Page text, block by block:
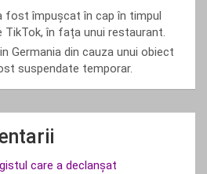
fost împușcat în cap în timpul
TikTok, în fața unui restaurant.
Germania din cauza unui obiect
suspendate temporar.
care a declanșat